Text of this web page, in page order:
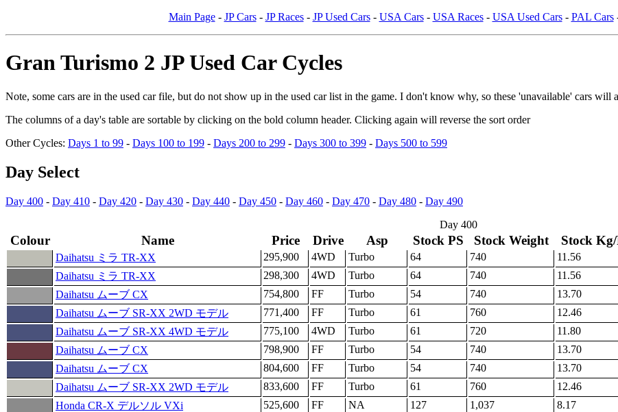
Main Page- JP Cars- JP Races- JP Used Cars- USA Cars- USA Races- USA Used Cars- PAL Cars
Gran Turismo 2 JP Used Car Cycles
Note, some cars are in the used car file, but do not show up in the used car list in the game. I don't know why, so these 'unavailable' cars will
The columns of a day's table are sortable by clicking on the bold column header. Clicking again will reverse the sort order
Other Cycles: Days 1 to 99 - Days 100 to 199 - Days 200 to 299 - Days 300 to 399 - Days 500 to 599
Day Select
Day 400 - Day 410 - Day 420 - Day 430 - Day 440 - Day 450 - Day 460 - Day 470 - Day 480 - Day 490
Colour Name Price Drive Asp Stock PS Stock Weight Stock Kg/
Day 400
Daihatsu ミラ TR-XX 295,900 4WD Turbo 64 740 11.56
Daihatsu ミラ TR-XX
298,300 4WD Turbo 64 740 11.56
Daihatsu ムーブ CX
754,800 FF Turbo 54 740 13.70
Daihatsu ムーブ SR-XX 2WD モデル
771,400 FF Turbo 61 760 12.46
Daihatsu ムーブ SR-XX 4WD モデル
775,100 4WD Turbo 61 720 11.80
Daihatsu ムーブ CX
798,900 FF Turbo 54 740 13.70
Daihatsu ムーブ CX
804,600 FF Turbo 54 740 13.70
Daihatsu ムーブ SR-XX 2WD モデル
833,600 FF Turbo 61 760 12.46
Honda CR-X デルソル VXi
525,600 FF NA 127 1,037 8.17